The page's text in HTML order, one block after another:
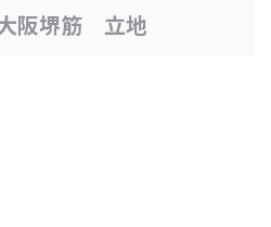
阪堺筋 立地